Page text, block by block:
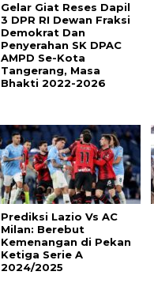
Gelar Giat Reses Dapil
3 DPR RI Dewan Fraksi
Demokrat Dan
Penyerahan SK DPAC
AMPD Se-Kota
Tangerang, Masa
Bhakti 2022-2026
Prediksi Lazio Vs AC
Milan: Berebut
Kemenangan di Pekan
Ketiga Serie A
2024/2025